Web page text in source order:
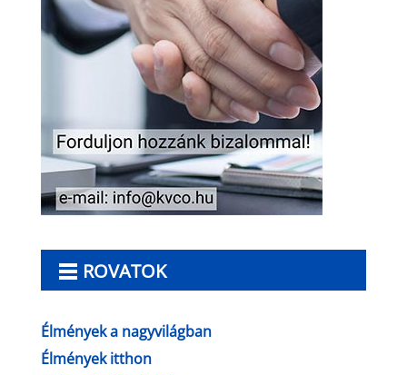
ROVATOK
Élmények a nagyvilágban
Élmények itthon